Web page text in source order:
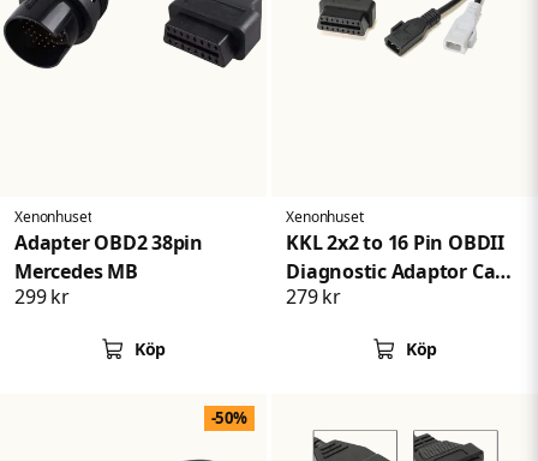
Xenonhuset
Adapter OBD2 38pin
Mercedes MB
299 kr
Köp
Xenonhuset
KKL 2x2 to 16 Pin OBDII
Diagnostic Adaptor Cable
for Audi Skoda VW
279 kr
Köp
-50%